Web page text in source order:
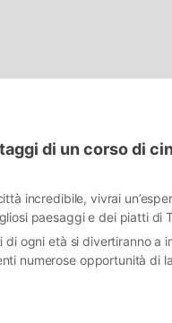
di un corso di
incredibile, vivrai
paesaggi e dei piatti di
di ogni età si divertiranno a
numerose opportunità di